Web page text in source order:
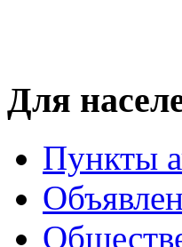
Для
Пункты